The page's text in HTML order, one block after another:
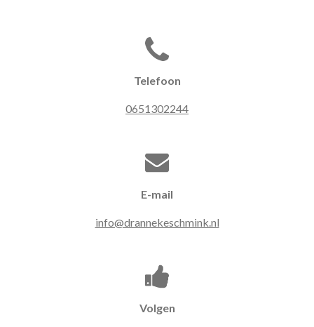
Telefoon
0651302244
E-mail
info@drannekeschmink.nl
Volgen